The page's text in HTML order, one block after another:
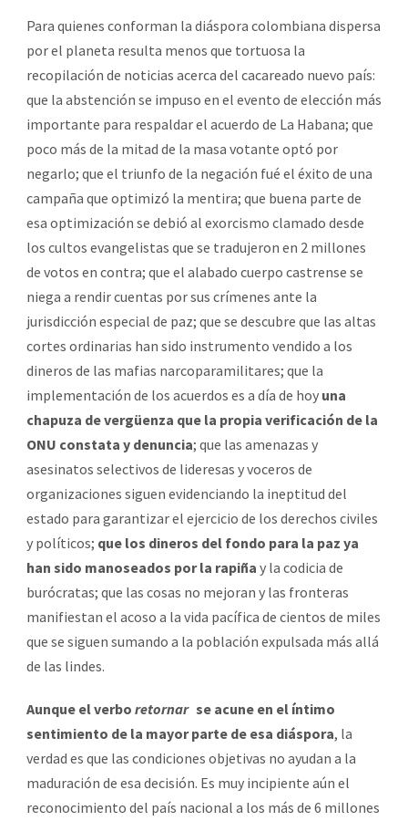
Para quienes conforman la diáspora colombiana dispersa
por el planeta resulta menos que tortuosa la
recopilación de noticias acerca del cacareado nuevo país:
que la abstención se impuso en el evento de elección más
importante para respaldar el acuerdo de La Habana; que
poco más de la mitad de la masa votante optó por
negarlo; que el triunfo de la negación fué el éxito de una
campaña que optimizó la mentira; que buena parte de
esa optimización se debió al exorcismo clamado desde
los cultos evangelistas que se tradujeron en 2 millones
de votos en contra; que el alabado cuerpo castrense se
niega a rendir cuentas por sus crímenes ante la
jurisdicción especial de paz; que se descubre que las altas
cortes ordinarias han sido instrumento vendido a los
dineros de las mafias narcoparamilitares; que la
implementación de los acuerdos es a día de hoy una
chapuza de vergüenza que la propia verificación de la
ONU constata y denuncia; que las amenazas y
asesinatos selectivos de lideresas y voceros de
organizaciones siguen evidenciando la ineptitud del
estado para garantizar el ejercicio de los derechos civiles
y políticos; que los dineros del fondo para la paz ya
han sido manoseados por la rapiña y la codicia de
burócratas; que las cosas no mejoran y las fronteras
manifiestan el acoso a la vida pacífica de cientos de miles
que se siguen sumando a la población expulsada más allá
de las lindes.
Aunque el verbo retornar se acune en el íntimo
sentimiento de la mayor parte de esa diáspora, la
verdad es que las condiciones objetivas no ayudan a la
maduración de esa decisión. Es muy incipiente aún el
reconocimiento del país nacional a los más de 6 millones